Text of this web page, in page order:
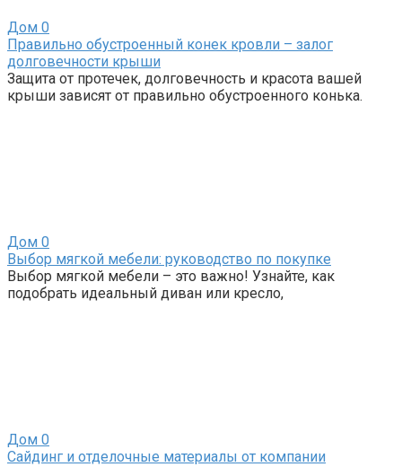
Дом 0
Правильно обустроенный конек кровли – залог
долговечности крыши
Защита от протечек, долговечность и красота вашей
крыши зависят от правильно обустроенного конька.
Дом 0
Выбор мягкой мебели: руководство по покупке
Выбор мягкой мебели – это важно! Узнайте, как
подобрать идеальный диван или кресло,
Дом 0
Сайдинг и отделочные материалы от компании